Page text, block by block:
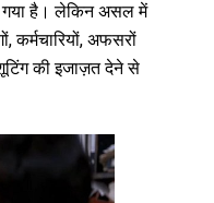
गया है। लेकिन असल में
कर्मचारियों, अफसरों
की इजाज़त देने से